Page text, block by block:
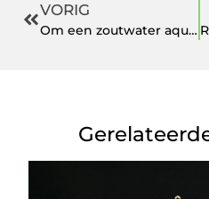
VORIG
Om een zoutwater aquarium te kopen komt u langs bij deze specialisten in Haarlem